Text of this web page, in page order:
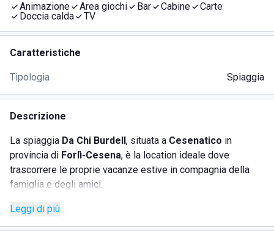
Animazione
Area giochi Bar Cabine
Carte
Doccia calda
TV
Caratteristiche
Tipologia Spiaggia
Descrizione
La spiaggia Da Chi Burdell, situata a Cesenatico in
provincia di Forlì-Cesena, è la location ideale dove
trascorrere le proprie vacanze estive in compagnia della
famiglia e degli amici.
Lo stabilimento balneare offre
Leggi di più